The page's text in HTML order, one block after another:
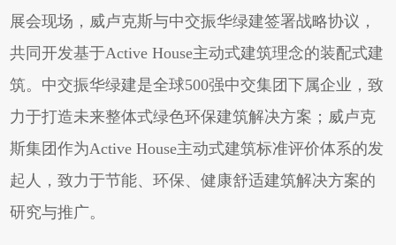
展会现场，威卢克斯与中交振华绿建签署战略协议，
共同开发基于Active House主动式建筑理念的装配式建
筑。中交振华绿建是全球500强中交集团下属企业，致
力于打造未来整体式绿色环保建筑解决方案；威卢克
斯集团作为Active House主动式建筑标准评价体系的发
起人，致力于节能、环保、健康舒适建筑解决方案的
研究与推广。